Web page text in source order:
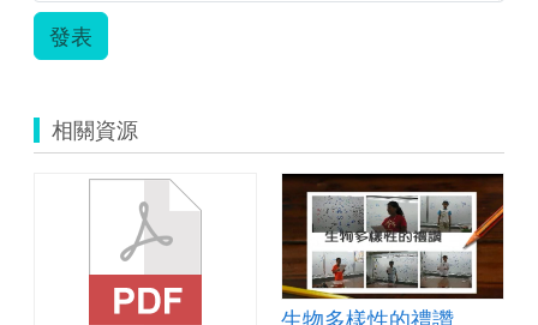
發表
相關資源
生物多樣性的禮讚